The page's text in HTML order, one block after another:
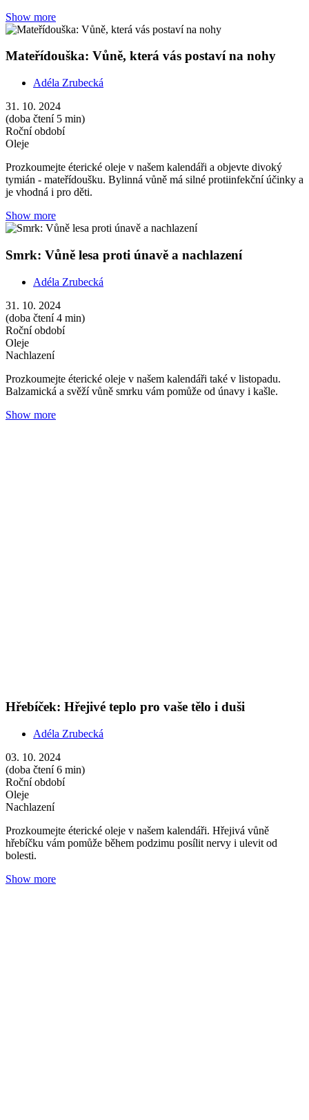
Show more
Mateřídouška: Vůně, která vás postaví na nohy
Adéla Zrubecká
31. 10. 2024
(doba čtení 5 min)
Roční období
Oleje
Prozkoumejte éterické oleje v našem kalendáři a objevte divoký
tymián - mateřídoušku. Bylinná vůně má silné protiinfekční účinky a
je vhodná i pro děti.
Show more
Smrk: Vůně lesa proti únavě a nachlazení
Adéla Zrubecká
31. 10. 2024
(doba čtení 4 min)
Roční období
Oleje
Nachlazení
Prozkoumejte éterické oleje v našem kalendáři také v listopadu.
Balzamická a svěží vůně smrku vám pomůže od únavy i kašle.
Show more